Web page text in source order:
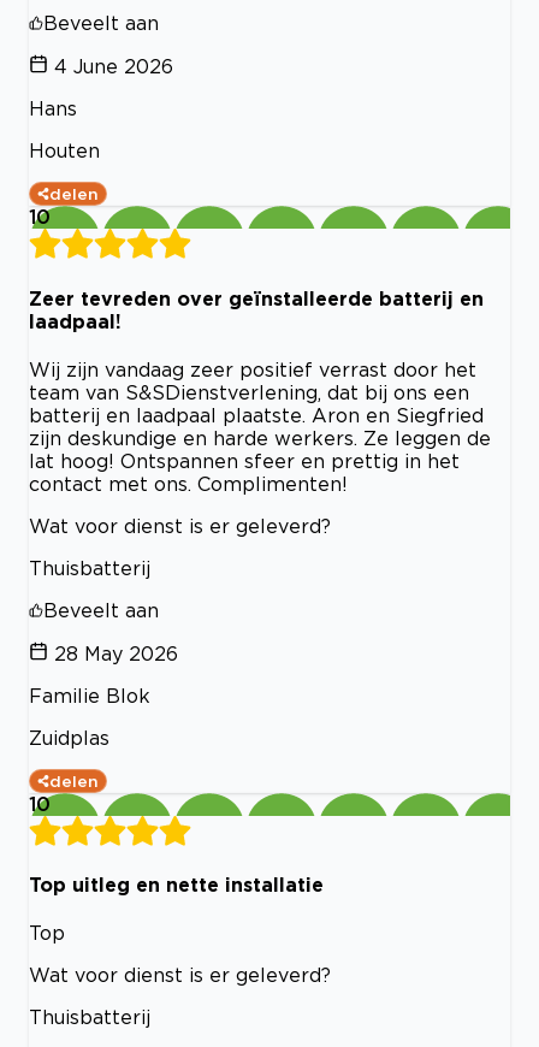
Beveelt aan
4 June 2026
Hans
Houten
delen
10
Zeer tevreden over geïnstalleerde batterij en
laadpaal!
Wij zijn vandaag zeer positief verrast door het
team van S&SDienstverlening, dat bij ons een
batterij en laadpaal plaatste. Aron en Siegfried
zijn deskundige en harde werkers. Ze leggen de
lat hoog! Ontspannen sfeer en prettig in het
contact met ons. Complimenten!
Wat voor dienst is er geleverd?
Thuisbatterij
Beveelt aan
28 May 2026
Familie Blok
Zuidplas
delen
10
Top uitleg en nette installatie
Top
Wat voor dienst is er geleverd?
Thuisbatterij